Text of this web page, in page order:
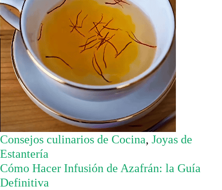
Consejos culinarios de Cocina, Joyas de
Estantería
Cómo Hacer Infusión de Azafrán: la Guía
Definitiva